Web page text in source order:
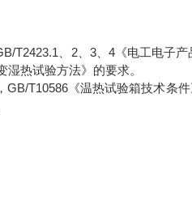
T2423.1、2、3、4《电工电子
热试验方法》的要求。
T10586《温热试验箱技术条